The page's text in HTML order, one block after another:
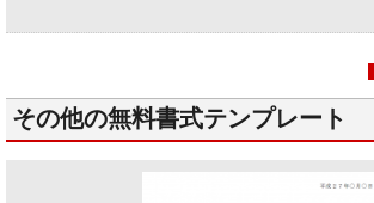
その他の無料書式テンプレート